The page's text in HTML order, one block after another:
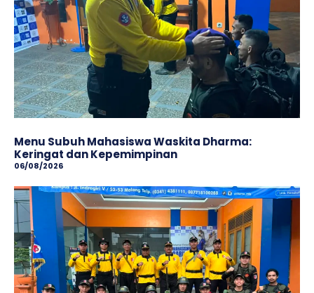
Menu Subuh Mahasiswa Waskita Dharma:
Keringat dan Kepemimpinan
06/08/2026